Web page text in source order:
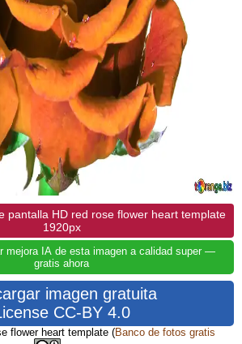
pantalla HD red rose flower heart template
1920px
mejora IA de esta imagen a calidad super —
gratis ahora
imagen gratuita
CC-BY 4.0
flower heart template (Banco de fotos gratis